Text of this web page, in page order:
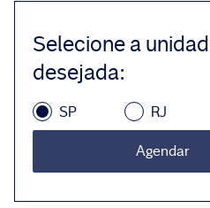
Selecione a
desejada:
SP RJ
Agendar